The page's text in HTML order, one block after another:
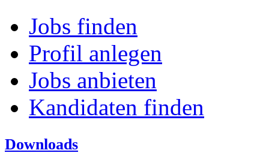
Jobs finden
Profil anlegen
Jobs anbieten
Kandidaten finden
Downloads